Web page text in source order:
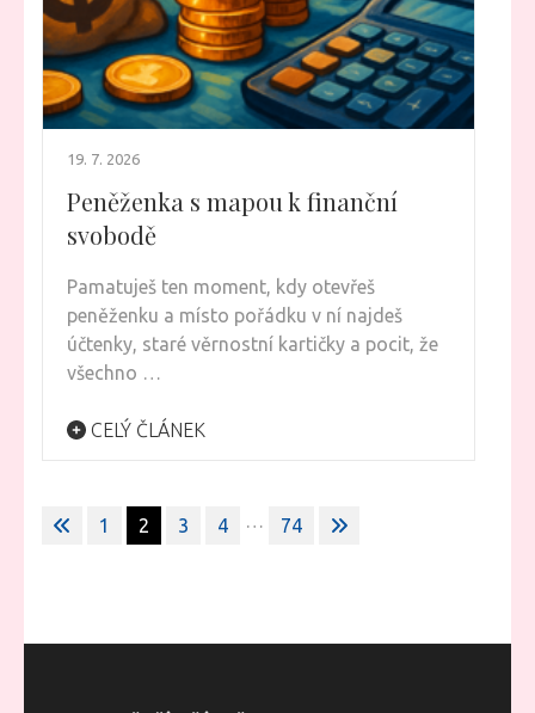
19. 7. 2026
Peněženka s mapou k finanční
svobodě
Pamatuješ ten moment, kdy otevřeš
peněženku a místo pořádku v ní najdeš
účtenky, staré věrnostní kartičky a pocit, že
všechno …
CELÝ ČLÁNEK
Stránkování
příspěvků
1 2 3 4 … 74